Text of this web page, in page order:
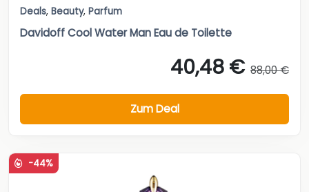
Deals, Beauty, Parfum
Davidoff Cool Water Man Eau de Toilette
40,48 € 88,00 €
Zum Deal
-44%